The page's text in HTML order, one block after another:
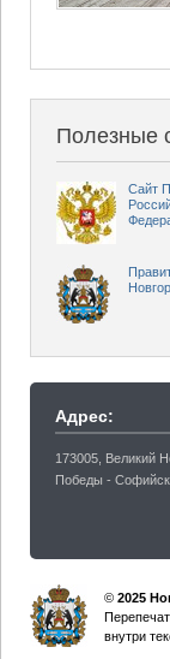
Полезные
Сайт
Адрес:
173005, Великий
Победы -
© 2025
внутри